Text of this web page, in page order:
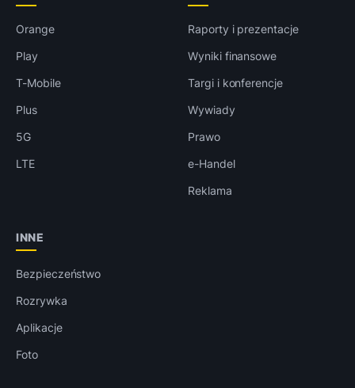
Orange
Play
T-Mobile
Plus
5G
LTE
Raporty i prezentacje
Wyniki finansowe
Targi i konferencje
Wywiady
Prawo
e-Handel
Reklama
INNE
Bezpieczeństwo
Rozrywka
Aplikacje
Foto